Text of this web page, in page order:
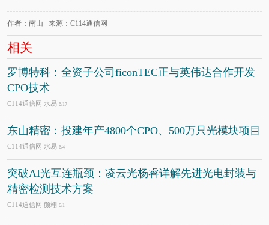
作者：南山 来源：C114通信网
相关
罗博特科：全资子公司ficonTEC正与英伟达合作开发
CPO技术
C114通信网 水易 6/17
东山精密：投建年产4800个CPO、500万只光模块项目
C114通信网 水易 6/4
突破AI光互连瓶颈：凌云光杨睿详解先进光电封装与
精密检测技术方案
C114通信网 颜翊 6/1